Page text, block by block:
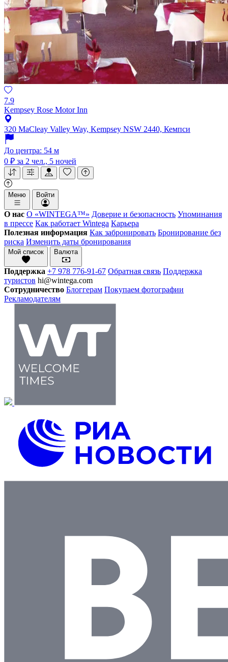
7.9
Kempsey Rose Motor Inn
320 MaCleay Valley Way, Kempsey NSW 2440, Кемпси
До центра: 54 м
0 ₽ за 2 чел., 5 ночей
Меню Войти
О нас О «WINTEGA™» Доверие и безопасность Упоминания
в прессе Как работает Wintega Карьера
Полезная информация Как забронировать Бронирование без
риска Изменить даты бронирования
Мой список Валюта
Поддержка +7 978 776-91-67 Обратная связь Поддержка
туристов hi@wintega.com
Сотрудничество Блоггерам Покупаем фотографии
Рекламодателям